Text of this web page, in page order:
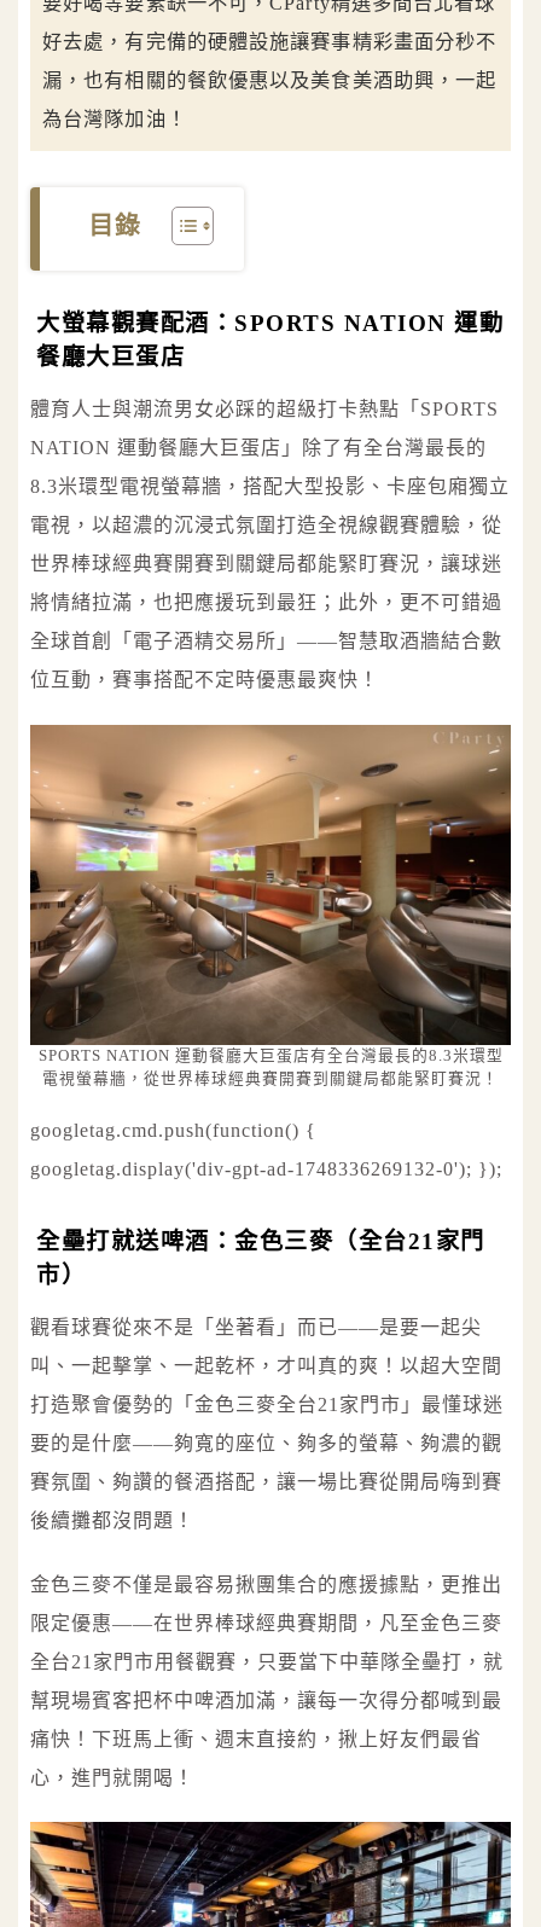
好去處，有完備的硬體設施讓賽事精彩畫面分秒不
漏，也有相關的餐飲優惠以及美食美酒助興，一起
為台灣隊加油！
目錄
大螢幕觀賽配酒：SPORTS NATION 運動
餐廳大巨蛋店
體育人士與潮流男女必踩的超級打卡熱點「SPORTS
NATION 運動餐廳大巨蛋店」除了有全台灣最長的
8.3米環型電視螢幕牆，搭配大型投影、卡座包廂獨立
電視，以超濃的沉浸式氛圍打造全視線觀賽體驗，從
世界棒球經典賽開賽到關鍵局都能緊盯賽況，讓球迷
將情緒拉滿，也把應援玩到最狂；此外，更不可錯過
全球首創「電子酒精交易所」——智慧取酒牆結合數
位互動，賽事搭配不定時優惠最爽快！
SPORTS NATION 運動餐廳大巨蛋店有全台灣最長的8.3米環型
電視螢幕牆，從世界棒球經典賽開賽到關鍵局都能緊盯賽況！
googletag.cmd.push(function() {
googletag.display('div-gpt-ad-1748336269132-0'); });
全壘打就送啤酒：金色三麥（全台21家門
市）
觀看球賽從來不是「坐著看」而已——是要一起尖
叫、一起擊掌、一起乾杯，才叫真的爽！以超大空間
打造聚會優勢的「金色三麥全台21家門市」最懂球迷
要的是什麼——夠寬的座位、夠多的螢幕、夠濃的觀
賽氛圍、夠讚的餐酒搭配，讓一場比賽從開局嗨到賽
後續攤都沒問題！
金色三麥不僅是最容易揪團集合的應援據點，更推出
限定優惠——在世界棒球經典賽期間，凡至金色三麥
全台21家門市用餐觀賽，只要當下中華隊全壘打，就
幫現場賓客把杯中啤酒加滿，讓每一次得分都喊到最
痛快！下班馬上衝、週末直接約，揪上好友們最省
心，進門就開喝！